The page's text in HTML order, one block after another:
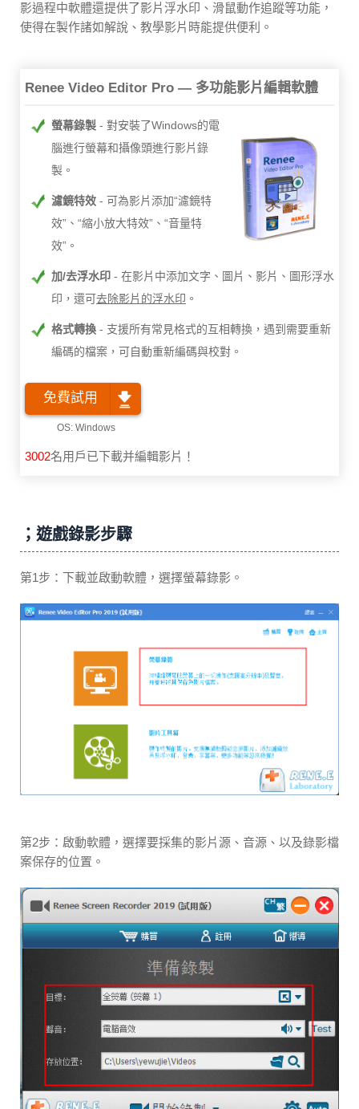
影過程中軟體還提供了影片浮水印、滑鼠動作追蹤等功能，
使得在製作諸如解說、教學影片時能提供便利。
Renee Video Editor Pro — 多功能影片編輯軟體
螢幕錄製
對安裝了Windows的電
腦進行螢幕和攝像頭進行影片錄
製。
濾鏡特效
可為影片添加“濾鏡特
效”、“縮小放大特效”、“音量特
效”。
加/去浮水印
在影片中添加文字、圖片、影片、圖形浮水
印，還可去除影片的浮水印 。
格式轉換
支援所有常見格式的互相轉換，遇到需要重新
編碼的檔案，可自動重新編碼與校對。
免費試用
3002名用戶已下載并編輯影片！
；遊戲錄影步驟
第1步：下載並啟動軟體，選擇螢幕錄影。
第2步：啟動軟體，選擇要採集的影片源、音源、以及錄影檔
案保存的位置。